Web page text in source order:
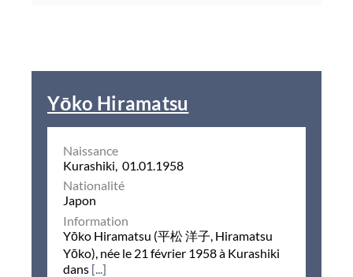
Yōko Hiramatsu
Naissance
Kurashiki, 01.01.1958
Nationalité
Japon
Information
Yōko Hiramatsu (平松 洋子, Hiramatsu
Yōko), née le 21 février 1958 à Kurashiki
dans [...]